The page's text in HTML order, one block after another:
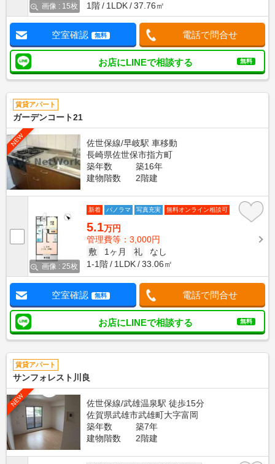
画像 : 15枚
1階
1LDK 37.76㎡
空室確認 無料 電話で問合せ
お店にLINEで相談する 無料
賃貸アパート
ガーデンコート21
NEW
佐世保線/早岐駅 車移動
長崎県佐世保市指方町
築年数
築16年
建物階数
2階建
画像 : 25枚
新着 パノラマ 写真充実 無料オンライン相談可
5.1万円
管理費等：3,000円
敷
1ヶ月 礼
なし
1-1階
1LDK 33.06㎡
空室確認 無料 電話で問合せ
お店にLINEで相談する 無料
賃貸アパート
サンフォレスト川良
NEW
佐世保線/武雄温泉駅 徒歩15分
佐賀県武雄市武雄町大字富岡
築年数
築7年
建物階数
2階建